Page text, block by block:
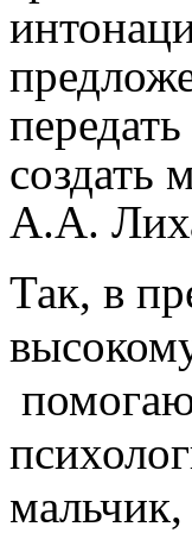
создать
А.А.
Так, в
мальчик,